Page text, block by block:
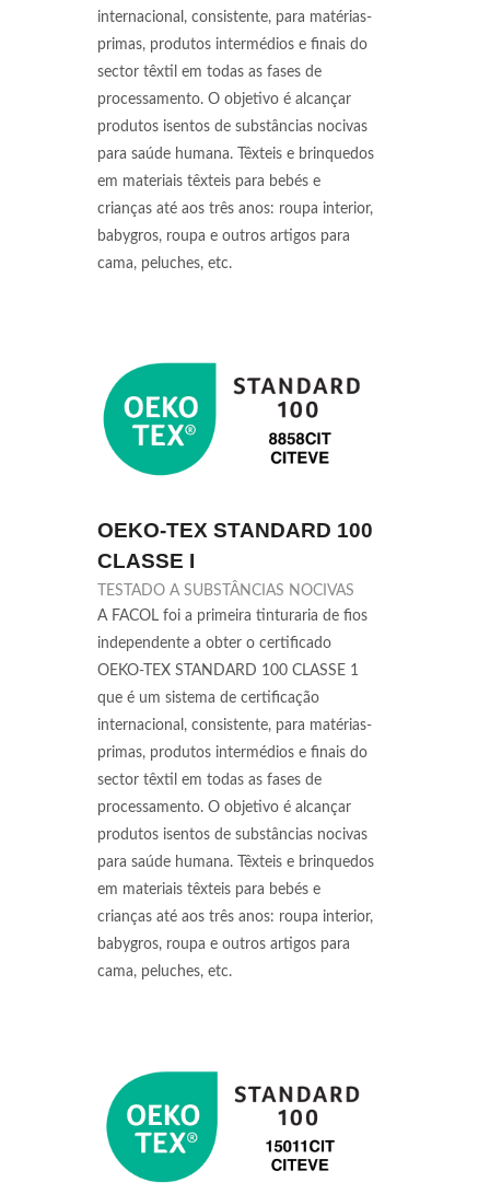
internacional, consistente, para matérias-
primas, produtos intermédios e finais do
sector têxtil em todas as fases de
processamento. O objetivo é alcançar
produtos isentos de substâncias nocivas
para saúde humana. Têxteis e brinquedos
em materiais têxteis para bebés e
crianças até aos três anos: roupa interior,
babygros, roupa e outros artigos para
cama, peluches, etc.
OEKO-TEX STANDARD 100
CLASSE I
TESTADO A SUBSTÂNCIAS NOCIVAS
A FACOL foi a primeira tinturaria de fios
independente a obter o certificado
OEKO-TEX STANDARD 100 CLASSE 1
que é um sistema de certificação
internacional, consistente, para matérias-
primas, produtos intermédios e finais do
sector têxtil em todas as fases de
processamento. O objetivo é alcançar
produtos isentos de substâncias nocivas
para saúde humana. Têxteis e brinquedos
em materiais têxteis para bebés e
crianças até aos três anos: roupa interior,
babygros, roupa e outros artigos para
cama, peluches, etc.